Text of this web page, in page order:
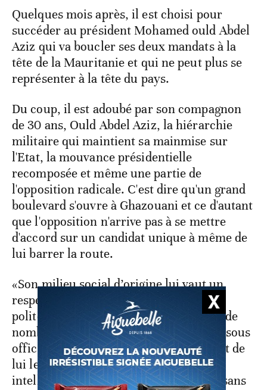
Quelques mois après, il est choisi pour
succéder au président Mohamed ould Abdel
Aziz qui va boucler ses deux mandats à la
tête de la Mauritanie et qui ne peut plus se
représenter à la tête du pays.
Du coup, il est adoubé par son compagnon
de 30 ans, Ould Abdel Aziz, la hiérarchie
militaire qui maintient sa mainmise sur
l'Etat, la mouvance présidentielle
recomposée et même une partie de
l'opposition radicale. C'est dire qu'un grand
boulevard s'ouvre à Ghazouani et ce d'autant
que l'opposition n'arrive pas à se mettre
d'accord sur un candidat unique à même de
lui barrer la route.
«Son milieu social d’origine lui vaut un
respect et une affection profonde. Sa
politesse et sa générosité sont connues de
nombreux Mauritaniens. Les officiers, sous
officiers et hommes de troupes, gardent de
lui le souvenir d’un homme affable,
intelligent, commandant sans heurt et sans